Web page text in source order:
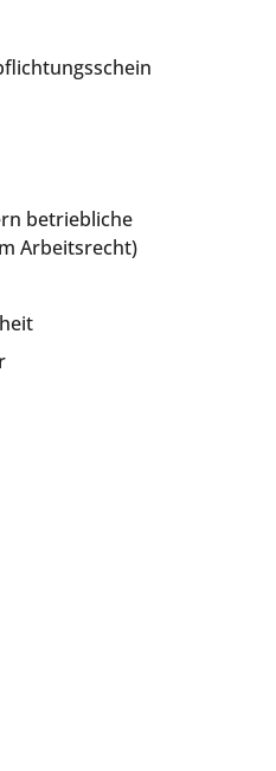
betriebliche
Arbeitsrecht)